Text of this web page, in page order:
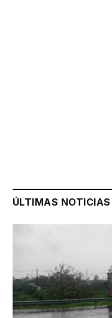
ÚLTIMAS NOTICIAS